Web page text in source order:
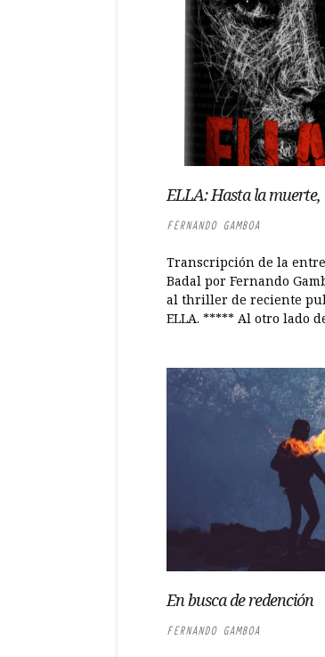
ELLA: Hasta la
FERNANDO GAMBOA
Transcripción de la
Badal por Fernando
al thriller de reciente
ELLA. ***** Al otro lado
En busca de redención
FERNANDO GAMBOA